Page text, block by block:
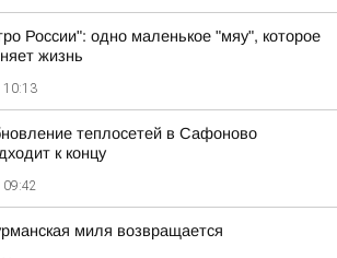
России": одно маленькое "мяу", которое
жизнь
10:13
теплосетей в Сафоново
к концу
09:42
миля возвращается